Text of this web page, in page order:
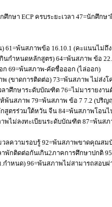
ศึกษา ECP ครบระยะเวลา 47=นักศึก
61=พ้นสภาพข้อ 16.10.1 (คะแนนไม่ถึ
กินกำหนดหลักสูตร) 64=พ้นสภาพ ข้อ
ก 69=พ้นสภาพ-คัดชื่อออก (ไล่ออก)
พ (ขาดการติดต่อ) 73=พ้นสภาพ ไม่ส่ง
ลาศึกษาระดับบัณฑิต 76=ไม่มารายง
พ้นสภาพ 79=พ้นสภาพ ข้อ 7 7.2 (ปริ
กสูตรร่วมใต้หวัน จีน 84=พ้นสภาพโอ
พไม่ลงทะเบียนระดับบัณฑิต 87=พ้นส
วลความรอบรู้ 92=พ้นสภาพขาดคุณสม
าพักติดต่อกันเกิน2ภาคการศึกษาปกติ
กำหนด) 96=พ้นสภาพไม่สามารถสอบ